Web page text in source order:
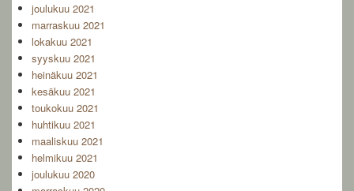
joulukuu 2021
marraskuu 2021
lokakuu 2021
syyskuu 2021
heinäkuu 2021
kesäkuu 2021
toukokuu 2021
huhtikuu 2021
maaliskuu 2021
helmikuu 2021
joulukuu 2020